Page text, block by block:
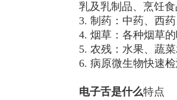
乳及乳制品、烹饪
3. 制药：中药、西
4. 烟草：各种烟草
5. 农残：水果、蔬
6. 病原微生物快速
电子舌是什么特点